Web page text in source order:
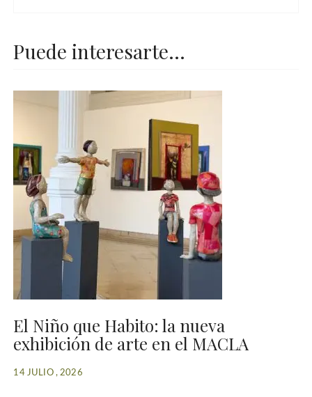
Puede interesarte...
El Niño que Habito: la nueva
exhibición de arte en el MACLA
14 JULIO , 2026